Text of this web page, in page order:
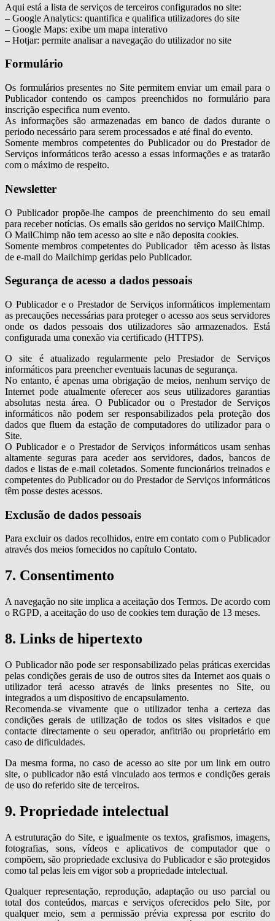
Aqui está a lista de serviços de terceiros configurados no site:
– Google Analytics: quantifica e qualifica utilizadores do site
– Google Maps: exibe um mapa interativo
– Hotjar: permite analisar a navegação do utilizador no site
Formulário
Os formulários presentes no Site permitem enviar um email para o
Publicador contendo os campos preenchidos no formulário para
inscrição especifica num evento.
As informações são armazenadas em banco de dados durante o
periodo necessário para serem processados e até final do evento.
Somente membros competentes do Publicador ou do Prestador de
Serviços informáticos terão acesso a essas informações e as tratarão
com o máximo de respeito.
Newsletter
O Publicador propõe-lhe campos de preenchimento do seu email
para receber notícias. Os emails são geridos no serviço MailChimp.
O MailChimp não tem acesso ao site e não deposita cookies.
Somente membros competentes do Publicador têm acesso às listas
de e-mail do Mailchimp geridas pelo Publicador.
Segurança de acesso a dados pessoais
O Publicador e o Prestador de Serviços informáticos implementam
as precauções necessárias para proteger o acesso aos seus servidores
onde os dados pessoais dos utilizadores são armazenados. Está
configurada uma conexão via certificado (HTTPS).
O site é atualizado regularmente pelo Prestador de Serviços
informáticos para preencher eventuais lacunas de segurança.
No entanto, é apenas uma obrigação de meios, nenhum serviço de
Internet pode atualmente oferecer aos seus utilizadores garantias
absolutas nesta área. O Publicador ou o Prestador de Serviços
informáticos não podem ser responsabilizados pela proteção dos
dados que fluem da estação de computadores do utilizador para o
Site.
O Publicador e o Prestador de Serviços informáticos usam senhas
altamente seguras para aceder aos servidores, dados, bancos de
dados e listas de e-mail coletados. Somente funcionários treinados e
competentes do Publicador ou do Prestador de Serviços informáticos
têm posse destes acessos.
Exclusão de dados pessoais
Para excluir os dados recolhidos, entre em contato com o Publicador
através dos meios fornecidos no capítulo Contato.
7. Consentimento
A navegação no site implica a aceitação dos Termos. De acordo com
o RGPD, a aceitação do uso de cookies tem duração de 13 meses.
8. Links de hipertexto
O Publicador não pode ser responsabilizado pelas práticas exercidas
pelas condições gerais de uso de outros sites da Internet aos quais o
utilizador terá acesso através de links presentes no Site, ou
integrados a um dispositivo de encapsulamento.
Recomenda-se vivamente que o utilizador tenha a certeza das
condições gerais de utilização de todos os sites visitados e que
contacte directamente o seu operador, anfitrião ou proprietário em
caso de dificuldades.
Da mesma forma, no caso de acesso ao site por um link em outro
site, o publicador não está vinculado aos termos e condições gerais
de uso do referido site de terceiros.
9. Propriedade intelectual
A estruturação do Site, e igualmente os textos, grafismos, imagens,
fotografias, sons, vídeos e aplicativos de computador que o
compõem, são propriedade exclusiva do Publicador e são protegidos
como tal pelas leis em vigor sob a propriedade intelectual.
Qualquer representação, reprodução, adaptação ou uso parcial ou
total dos conteúdos, marcas e serviços oferecidos pelo Site, por
qualquer meio, sem a permissão prévia expressa por escrito do